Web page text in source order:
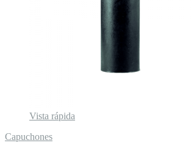
Vista rápida
Capuchones